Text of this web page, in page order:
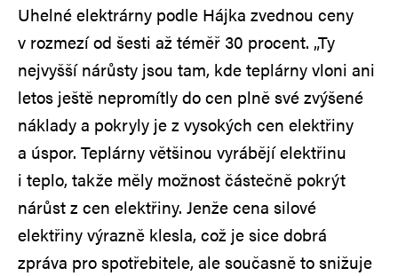
Uhelné elektrárny podle Hájka zvednou ceny
v rozmezí od šesti až téměř 30 procent. „Ty
nejvyšší nárůsty jsou tam, kde teplárny vloni ani
letos ještě nepromítly do cen plně své zvýšené
náklady a pokryly je z vysokých cen elektřiny
a úspor. Teplárny většinou vyrábějí elektřinu
i teplo, takže měly možnost částečně pokrýt
nárůst z cen elektřiny. Jenže cena silové
elektřiny výrazně klesla, což je sice dobrá
zpráva pro spotřebitele, ale současně to snižuje